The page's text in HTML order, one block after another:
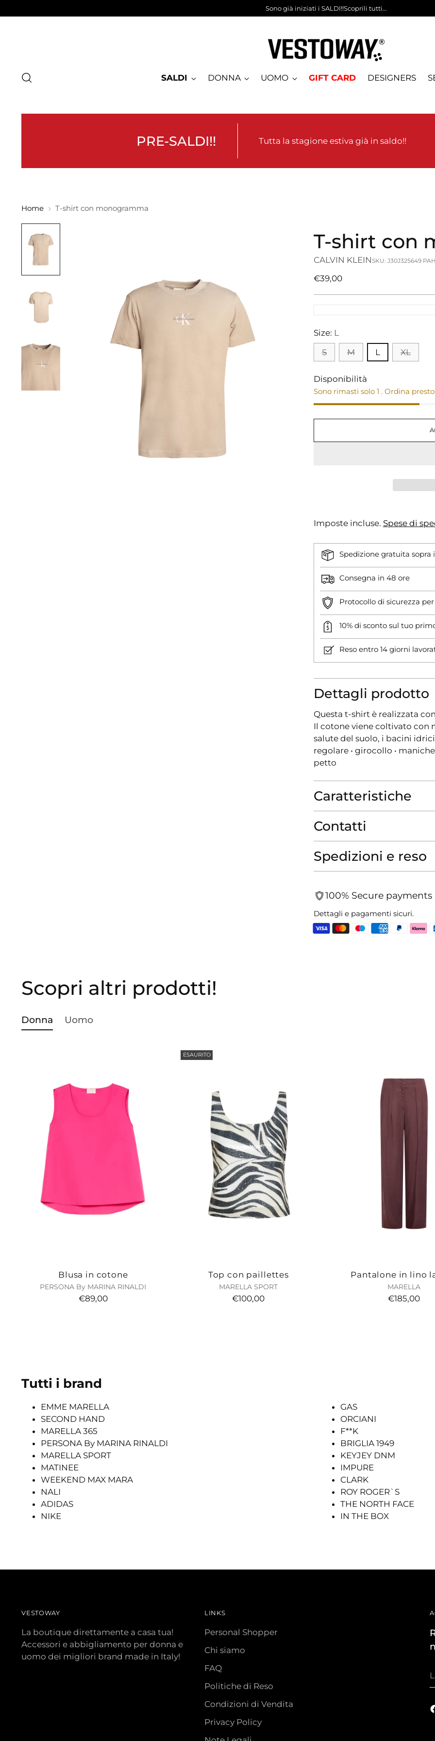
Sono già iniziati i SALDI!!Scoprili tutti...
SALDI DONNA UOMO GIFT CARD DESIGNERS
PRE-SALDI!! Tutta la stagione estiva già in saldo!!
Home T-shirt con monogramma
T-shirt con
CALVIN KLEINSKU: J30J325649 PAH
Prezzo
€39,00
Size: L
S
M L XL
Disponibilità
Sono rimasti solo 1 . Ordina
Imposte incluse. Spese di
Spedizione gratuita sopra
Consegna in 48 ore
Protocollo di sicurezza
10% di sconto sul tuo
Reso entro 14 giorni
Dettagli prodotto
Questa t-shirt è realizzata
Il cotone viene coltivato con
salute del suolo, i bacini
regolare • girocollo •
petto
Caratteristiche
Contatti
Spedizioni e reso
100% Secure payments
Dettagli e pagamenti sicuri.
Scopri altri prodotti!
Donna Uomo
Blusa in cotone
PERSONA By MARINA RINALDI
€89,00
ESAURITO
Top con paillettes
MARELLA SPORT
€100,00
Pantalone in lino
MARELLA
€185,00
Tutti i brand
EMME MARELLA
SECOND HAND
MARELLA 365
PERSONA By MARINA RINALDI
MARELLA SPORT
MATINEE
WEEKEND MAX MARA
NALI
ADIDAS
NIKE
GAS
ORCIANI
F**K
BRIGLIA 1949
KEYJEY DNM
IMPURE
CLARK
ROY ROGER`S
THE NORTH FACE
IN THE BOX
VESTOWAY
La boutique direttamente a casa tua!
Accessori e abbigliamento per donna e
uomo dei migliori brand made in Italy!
LINKS
Personal Shopper
Chi siamo
FAQ
Politiche di Reso
Condizioni di Vendita
Privacy Policy